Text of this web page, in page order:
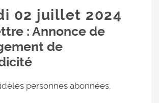
02 juillet 2024
: Annonce de
de
personnes abonnées,